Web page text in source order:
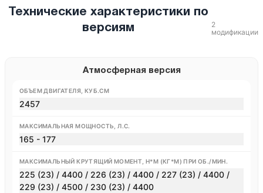
Технические характеристики по
версиям
2
модификации
Атмосферная версия
ОБЪЕМ ДВИГАТЕЛЯ, КУБ.СМ
2457
МАКСИМАЛЬНАЯ МОЩНОСТЬ, Л.С.
165 - 177
МАКСИМАЛЬНЫЙ КРУТЯЩИЙ МОМЕНТ, Н*М (КГ*М) ПРИ ОБ./МИН.
225 (23) / 4400 / 226 (23) / 4400 / 227 (23) / 4400 /
229 (23) / 4500 / 230 (23) / 4400